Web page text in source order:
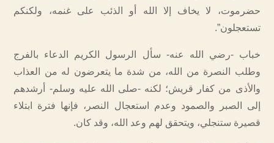
حضرموت، لا يخاف إلا الله أو الذئب على غنمه، ولكنكم
تستعجلون”.
خباب -رضي الله عنه- سأل الرسول الكريم الدعاء بالفرج
وطلب النصرة من الله، من شدة ما يتعرضون له من العذاب
والأذى من كفار قريش؛ لكنه -صلى الله عليه وسلم- أرشدهم
إلى الصبر والصمود وعدم استعجال النصر، فإنها فترة ابتلاء
قصيرة ستنجلي، ويتحقق لهم وعد الله، وقد كان.